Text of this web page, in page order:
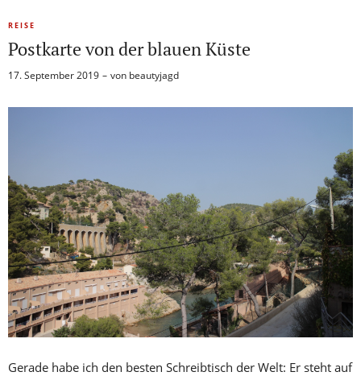
REISE
Postkarte von der blauen Küste
17. September 2019 von beautyjagd
Gerade habe ich den besten Schreibtisch der Welt: Er steht auf